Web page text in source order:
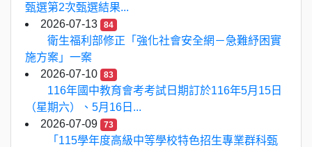
甄選第2次甄選結果...
2026-07-13
84
衛生福利部修正「強化社會安全網－急難紓困實
施方案」一案
2026-07-10
83
116年國中教育會考考試日期訂於116年5月15日
（星期六）、5月16日...
2026-07-09
73
「115學年度高級中等學校特色招生專業群科甄